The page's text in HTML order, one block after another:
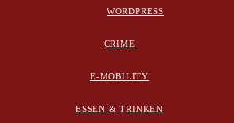
WORDPRESS
CRIME
E-MOBILITY
ESSEN & TRINKEN